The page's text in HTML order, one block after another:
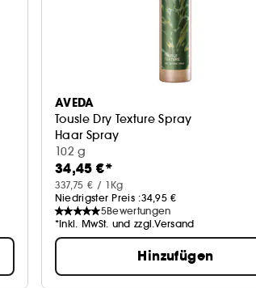
AVEDA
Tousle Dry Texture Spray
Haar Spray
102 g
34,45 €*
337,75 € / 1Kg
Niedrigster Preis :34,95 €
5Bewertungen
*Inkl. MwSt. und zzgl.Versand
Hinzufügen